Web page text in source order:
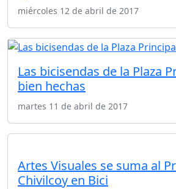
miércoles 12 de abril de 2017
Las bicisendas de la Plaza
bien hechas
martes 11 de abril de 2017
Artes Visuales se suma al
Chivilcoy en Bici